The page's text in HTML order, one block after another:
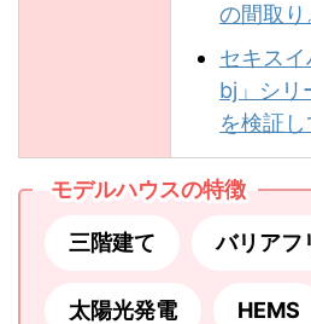
の間取り
セキス
bj」シリ
を検証し
モデルハウスの特徴
三階建て バリアフ
太陽光発電 HEMS